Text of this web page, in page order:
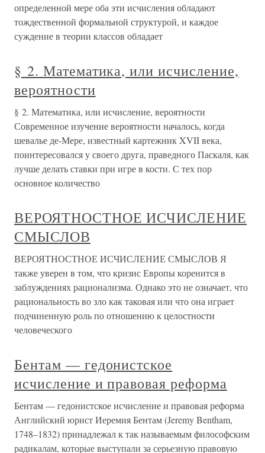
определенной мере оба эти исчисления обладают
тождественной формальной структурой, и каждое
суждение в теории классов обладает
§ 2. Математика, или исчисление,
вероятности
§ 2. Математика, или исчисление, вероятности
Современное изучение вероятности началось, когда
шевалье де-Мере, известный картежник XVII века,
поинтересовался у своего друга, праведного Паскаля, как
лучше делать ставки при игре в кости. С тех пор
основное количество
ВЕРОЯТНОСТНОЕ ИСЧИСЛЕНИЕ
СМЫСЛОВ
ВЕРОЯТНОСТНОЕ ИСЧИСЛЕНИЕ СМЫСЛОВ Я
также уверен в том, что кризис Европы коренится в
заблуждениях рационализма. Однако это не означает, что
рациональность во зло как таковая или что она играет
подчиненную роль по отношению к целостности
человеческого
Бентам — гедонистское
исчисление и правовая реформа
Бентам — гедонистское исчисление и правовая реформа
Английский юрист Иеремия Бентам (Jeremy Bentham,
1748–1832) принадлежал к так называемым философским
радикалам, которые выступали за серьезную правовую